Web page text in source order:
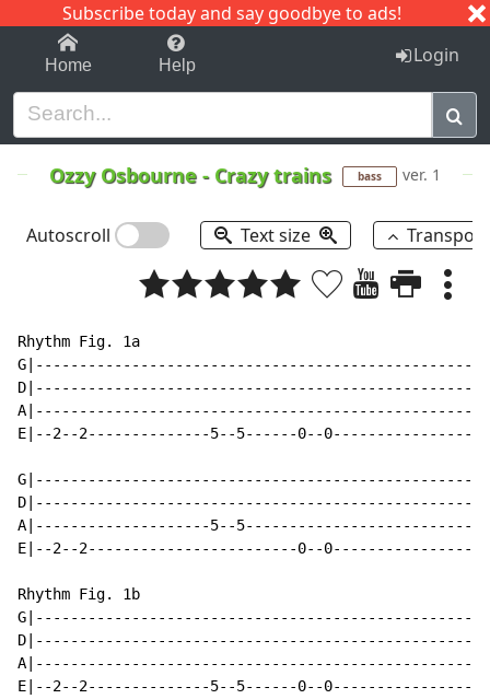
Subscribe today and say goodbye to ads!
1-9 C I J
Home Help Login
Ozzy Osbourne - Crazy trains bass ver. 1
Autoscroll Text size
Rhythm Fig. 1a
G|--------------------------------------------------|
D|--------------------------------------------------|
A|--------------------------------------------------
E|--2--2--------------5--5------0--0----------------|
G|--------------------------------------------------|
D|--------------------------------------------------|
A|--------------------5--5--------------------------|
E|--2--2------------------------0--0----------------|
Rhythm Fig. 1b
G|--------------------------------------------------|
D|--------------------------------------------------|
A|--------------------------------------------------|
E|--2--2--------------5--5------0--0----------------|